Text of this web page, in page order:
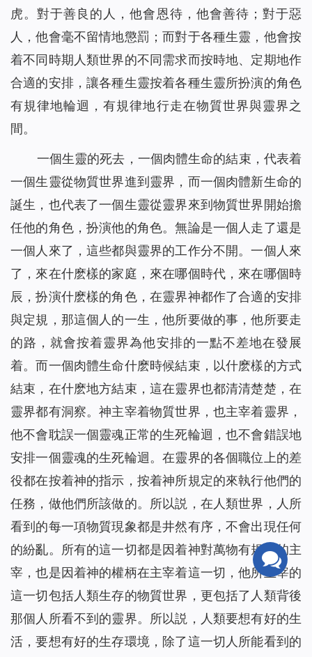
虎。對于善良的人，他會恩待，他會善待；對于惡
人，他會毫不留情地懲罰；而對于各種生靈，他會按
着不同時期人類世界的不同需求而按時地、定期地作
合適的安排，讓各種生靈按着各種生靈所扮演的角色
有規律地輪迴，有規律地行走在物質世界與靈界之
間。
一個生靈的死去，一個肉體生命的結束，代表着
一個生靈從物質世界進到靈界，而一個肉體新生命的
誕生，也代表了一個生靈從靈界來到物質世界開始擔
任他的角色，扮演他的角色。無論是一個人走了還是
一個人來了，這些都與靈界的工作分不開。一個人來
了，來在什麽樣的家庭，來在哪個時代，來在哪個時
辰，扮演什麽樣的角色，在靈界神都作了合適的安排
與定規，那這個人的一生，他所要做的事，他所要走
的路，就會按着靈界為他安排的一點不差地在發展
着。而一個肉體生命什麽時候結束，以什麽樣的方式
結束，在什麽地方結束，這在靈界也都清清楚楚，在
靈界都有洞察。神主宰着物質世界，也主宰着靈界，
他不會耽誤一個靈魂正常的生死輪迴，也不會錯誤地
安排一個靈魂的生死輪迴。在靈界的各個職位上的差
役都在按着神的指示，按着神所規定的來執行他們的
任務，做他們所該做的。所以説，在人類世界，人所
看到的每一項物質現象都是井然有序，不會出現任何
的紛亂。所有的這一切都是因着神對萬物有規律的主
宰，也是因着神的權柄在主宰着這一切，他所主宰的
這一切包括人類生存的物質世界，更包括了人類背後
那個人所看不到的靈界。所以説，人類要想有好的生
活，要想有好的生存環境，除了這一切人所能看到的